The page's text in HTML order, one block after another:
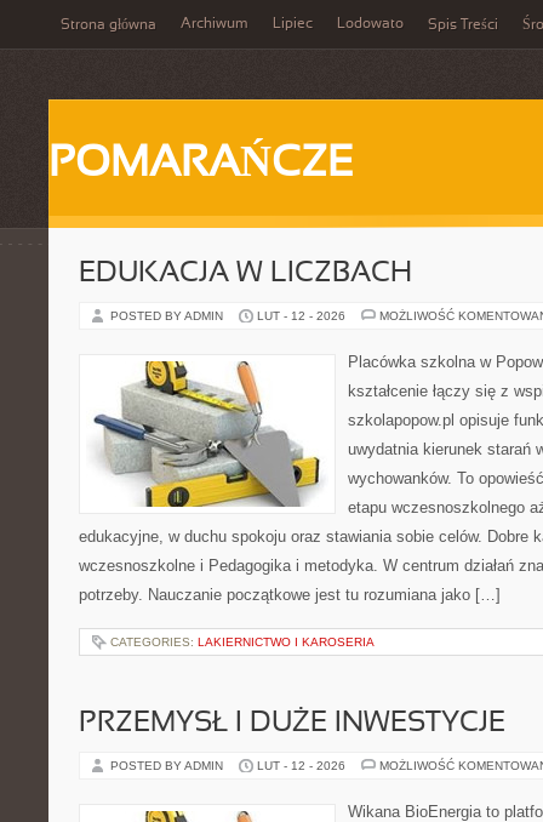
Strona główna Archiwum Lipiec Lodowato Spis Treści
POMARAŃCZE
EDUKACJA W LICZBACH
POSTED BY ADMIN LUT - 12 - 2026 MOŻLIWOŚĆ
Placówka szkolna w
kształcenie łączy się z
szkolapopow.pl opisuje
uwydatnia kierunek starań
wychowanków. To
etapu wczesnoszkolnego
edukacyjne, w duchu spokoju oraz stawiania sobie celów. Dobre
wczesnoszkolne i Pedagogika i metodyka. W centrum działań
potrzeby. Nauczanie początkowe jest tu rozumiana jako […]
CATEGORIES: LAKIERNICTWO I KAROSERIA
PRZEMYSŁ I DUŻE INWESTYCJE
POSTED BY ADMIN LUT - 12 - 2026 MOŻLIWOŚĆ
Wikana BioEnergia to